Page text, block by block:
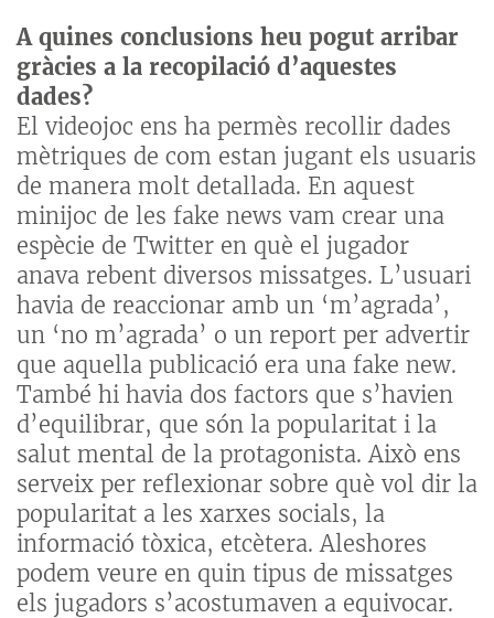
A quines conclusions heu pogut arribar
gràcies a la recopilació d’aquestes
dades?
El videojoc ens ha permès recollir dades
mètriques de com estan jugant els usuaris
de manera molt detallada. En aquest
minijoc de les fake news vam crear una
espècie de Twitter en què el jugador
anava rebent diversos missatges. L’usuari
havia de reaccionar amb un ‘m’agrada’,
un ‘no m’agrada’ o un report per advertir
que aquella publicació era una fake new.
També hi havia dos factors que s’havien
d’equilibrar, que són la popularitat i la
salut mental de la protagonista. Això ens
serveix per reflexionar sobre què vol dir la
popularitat a les xarxes socials, la
informació tòxica, etcètera. Aleshores
podem veure en quin tipus de missatges
els jugadors s’acostumaven a equivocar.